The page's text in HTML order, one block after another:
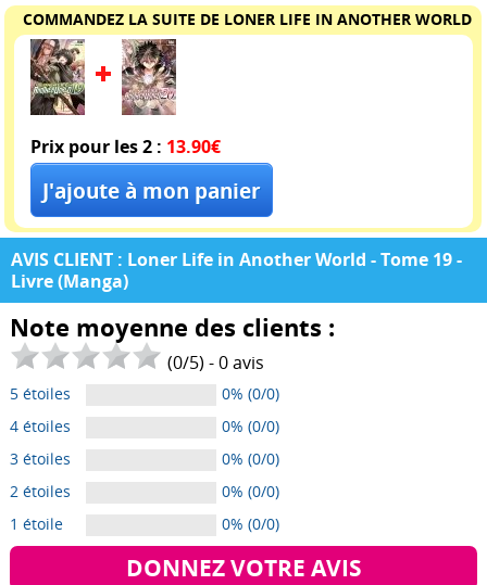
COMMANDEZ LA SUITE DE LONER LIFE IN ANOTHER WORLD
Prix pour les 2 : 13.90€
AVIS CLIENT : Loner Life in Another World - Tome 19 -
Livre (Manga)
Note moyenne des clients :
(0/5) -0avis
5 étoiles
0% (0/0)
4 étoiles
0% (0/0)
3 étoiles
0% (0/0)
2 étoiles
0% (0/0)
1 étoile
0% (0/0)
DONNEZ VOTRE AVIS